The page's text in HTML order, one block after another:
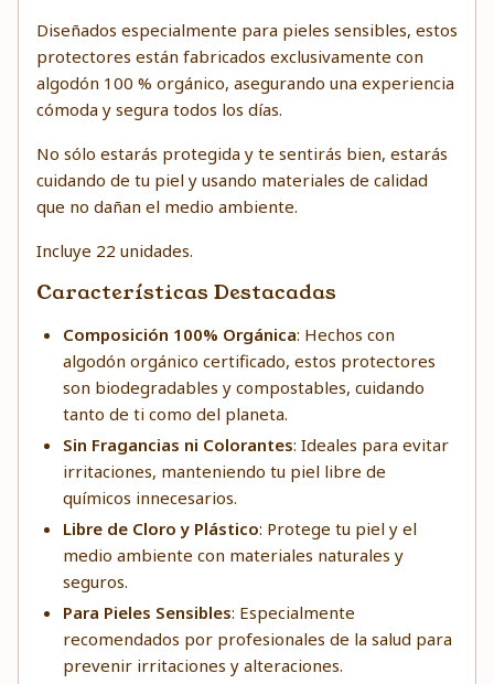
Diseñados especialmente para pieles sensibles, estos
protectores están fabricados exclusivamente con
algodón 100 % orgánico, asegurando una experiencia
cómoda y segura todos los días.
No sólo estarás protegida y te sentirás bien, estarás
cuidando de tu piel y usando materiales de calidad
que no dañan el medio ambiente.
Incluye 22 unidades.
Características Destacadas
Composición 100% Orgánica: Hechos con
algodón orgánico certificado, estos protectores
son biodegradables y compostables, cuidando
tanto de ti como del planeta.
Sin Fragancias ni Colorantes: Ideales para evitar
irritaciones, manteniendo tu piel libre de
químicos innecesarios.
Libre de Cloro y Plástico: Protege tu piel y el
medio ambiente con materiales naturales y
seguros.
Para Pieles Sensibles: Especialmente
recomendados por profesionales de la salud para
prevenir irritaciones y alteraciones.